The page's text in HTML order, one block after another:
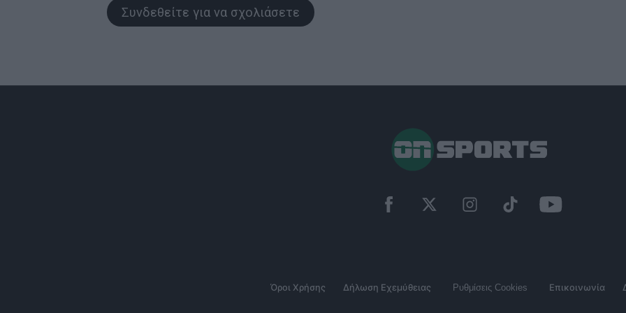
Συνδεθείτε για να σχολιάσετε
Όροι Χρήσης Δήλωση Εχεμύθειας Ρυθμίσεις Cookies Επικοινωνία